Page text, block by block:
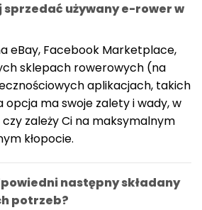
sprzedać używany e-rower w
eBay, Facebook Marketplace,
sklepach rowerowych (na
aplikacjach, takich
opcja ma swoje zalety i wady, w
zależy Ci na maksymalnym
kłopocie.
następny składany
potrzeb?